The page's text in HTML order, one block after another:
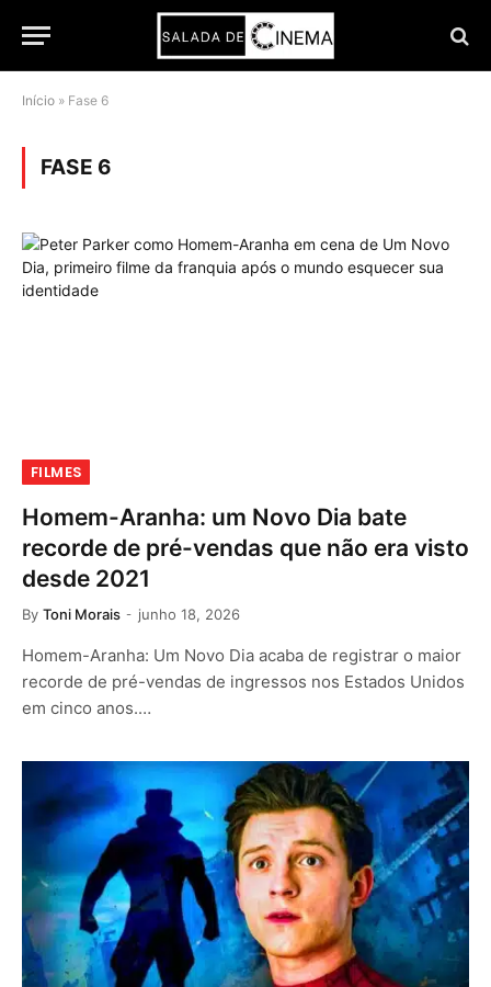
Início » Fase 6
FASE 6
FILMES
Homem-Aranha: um Novo Dia bate
recorde de pré-vendas que não era visto
desde 2021
By Toni Morais junho 18, 2026
Homem-Aranha: Um Novo Dia acaba de registrar o maior
recorde de pré-vendas de ingressos nos Estados Unidos
em cinco anos.…